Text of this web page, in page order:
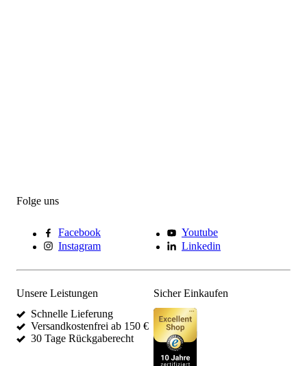
Folge uns
Facebook
Youtube
Instagram
Linkedin
Unsere Leistungen
Schnelle Lieferung
Versandkostenfrei ab 150 €
30 Tage Rückgaberecht
Sicher Einkaufen